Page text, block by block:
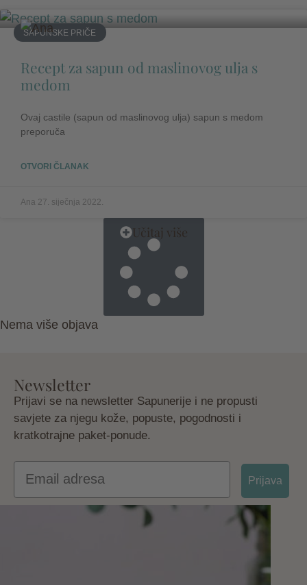
SAPUNSKE PRIČE
Recept za sapun od maslinovog ulja s
medom
Ovaj castile (sapun od maslinovog ulja) sapun s medom
preporuča
OTVORI ČLANAK
Ana 27. siječnja 2022.
Učitaj više
Nema više objava
Newsletter
Prijavi se na newsletter Sapunerije i ne propusti
savjete za njegu kože, popuste, pogodnosti i
kratkotrajne paket-ponude.
Prijava